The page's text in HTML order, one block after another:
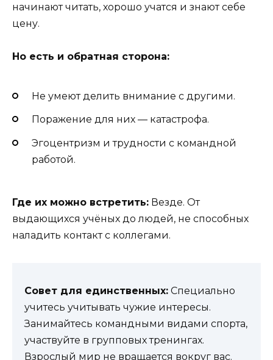
начинают читать, хорошо учатся и знают себе
цену.
Но есть и обратная сторона:
Не умеют делить внимание с другими.
Поражение для них — катастрофа.
Эгоцентризм и трудности с командной
работой.
Где их можно встретить: Везде. От
выдающихся учёных до людей, не способных
наладить контакт с коллегами.
Совет для единственных: Специально
учитесь учитывать чужие интересы.
Занимайтесь командными видами спорта,
участвуйте в групповых тренингах.
Взрослый мир не вращается вокруг вас.